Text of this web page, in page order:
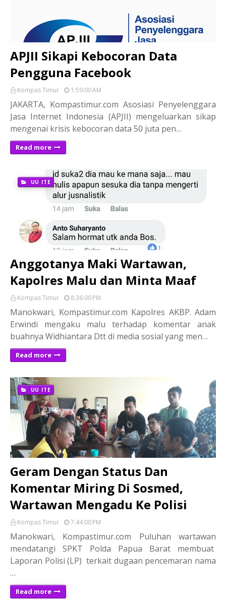
APJII Sikapi Kebocoran Data
Pengguna Facebook
Kompas Timur 1:59:00 AM
JAKARTA, Kompastimur.com Asosiasi Penyelenggara
Jasa Internet Indonesia (APJII) mengeluarkan sikap
mengenai krisis kebocoran data 50 juta pen…
Read more
UU ITE
Anggotanya Maki Wartawan,
Kapolres Malu dan Minta Maaf
Kompas Timur 8:36:00 PM
Manokwari, Kompastimur.com Kapolres AKBP. Adam
Erwindi mengaku malu terhadap komentar anak
buahnya Widhiantara Dtt di media sosial yang men…
Read more
UU ITE
Geram Dengan Status Dan
Komentar Miring Di Sosmed,
Wartawan Mengadu Ke Polisi
Kompas Timur 7:44:00 PM
Manokwari, Kompastimur.com Puluhan wartawan
mendatangi SPKT Polda Papua Barat membuat
Laporan Polisi (LP) terkait dugaan pencemaran nama
…
Read more